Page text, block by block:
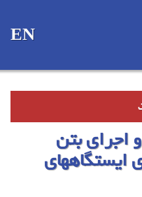
EN
اجرای بتن
ایستگاههای